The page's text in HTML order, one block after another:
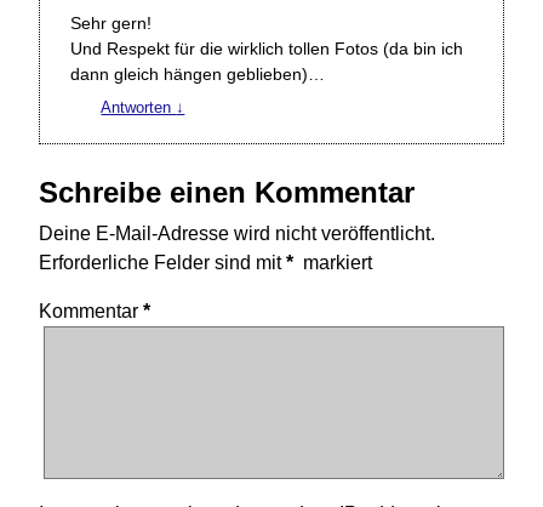
Sehr gern!
Und Respekt für die wirklich tollen Fotos (da bin ich
dann gleich hängen geblieben)…
Antworten ↓
Schreibe einen Kommentar
Deine E-Mail-Adresse wird nicht veröffentlicht.
Erforderliche Felder sind mit* markiert
Kommentar*